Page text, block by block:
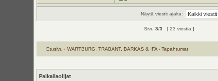
Näytä viestit ajalta:
Sivu 3/3 [ 23 viestiä ]
Etusivu ‹ WARTBURG, TRABANT, BARKAS & IFA ‹ Tapahtumat
Paikallaolijat